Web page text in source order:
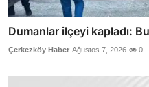
Dumanlar ilçeyi kapladı:
Çerkezköy Haber Ağustos 7, 2026 0